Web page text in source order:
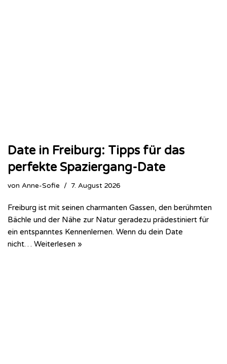
Date in Freiburg: Tipps für das
perfekte Spaziergang-Date
von Anne-Sofie 7. August 2026
Freiburg ist mit seinen charmanten Gassen, den berühmten
Bächle und der Nähe zur Natur geradezu prädestiniert für
ein entspanntes Kennenlernen. Wenn du dein Date
nicht… Weiterlesen »